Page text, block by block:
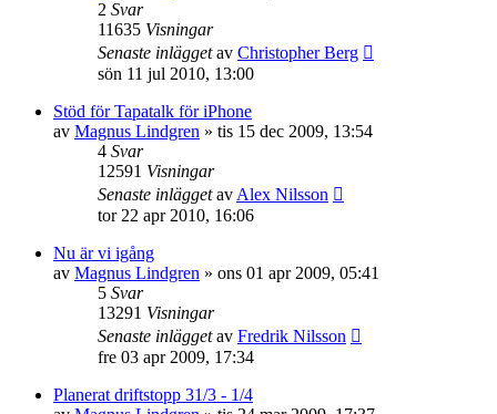
2 Svar
11635 Visningar
Senaste inläggetav Christopher Berg
sön 11 jul 2010, 13:00
Stöd för Tapatalk för iPhone
av Magnus Lindgren » tis 15 dec 2009, 13:54
4 Svar
12591 Visningar
Senaste inläggetav Alex Nilsson
tor 22 apr 2010, 16:06
Nu är vi igång
av Magnus Lindgren » ons 01 apr 2009, 05:41
5 Svar
13291 Visningar
Senaste inläggetav Fredrik Nilsson
fre 03 apr 2009, 17:34
Planerat driftstopp 31/3 - 1/4